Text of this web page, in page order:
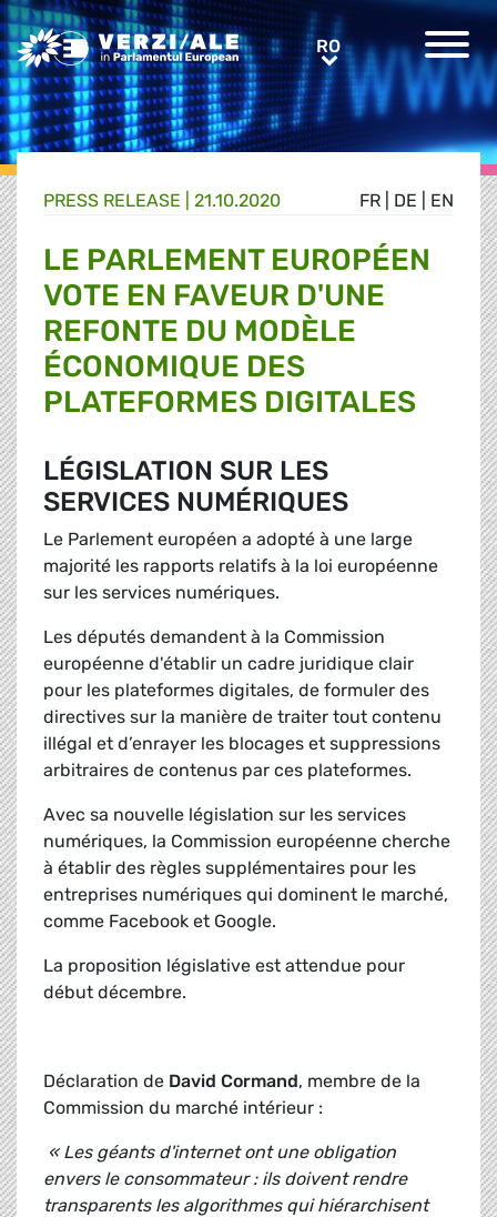
Greens/EFA Home RORO
FR DE EN
PRESS RELEASE | 21.10.2020
LE PARLEMENT EUROPÉEN
VOTE EN FAVEUR D'UNE
REFONTE DU MODÈLE
ÉCONOMIQUE DES
PLATEFORMES DIGITALES
LÉGISLATION SUR LES
SERVICES NUMÉRIQUES
Le Parlement européen a adopté à une large
majorité les rapports relatifs à la loi européenne
sur les services numériques.
Les députés demandent à la Commission
européenne d'établir un cadre juridique clair
pour les plateformes digitales, de formuler des
directives sur la manière de traiter tout contenu
illégal et d’enrayer les blocages et suppressions
arbitraires de contenus par ces plateformes.
Avec sa nouvelle législation sur les services
numériques, la Commission européenne cherche
à établir des règles supplémentaires pour les
entreprises numériques qui dominent le marché,
comme Facebook et Google.
La proposition législative est attendue pour
début décembre.
Déclaration de David Cormand, membre de la
Commission du marché intérieur :
« Les géants d'internet ont une obligation
envers le consommateur : ils doivent rendre
transparents les algorithmes qui hiérarchisent